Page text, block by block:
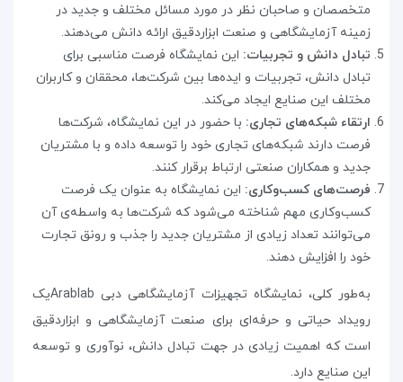
متخصصان و صاحبان نظر در مورد مسائل مختلف و جدید در
زمینه آزمایشگاهی و صنعت ابزاردقیق ارائه دانش می‌دهند.
تبادل دانش و تجربیات: این نمایشگاه فرصت مناسبی برای
تبادل دانش، تجربیات و ایده‌ها بین شرکت‌ها، محققان و کاربران
مختلف این صنایع ایجاد می‌کند.
ارتقاء شبکه‌های تجاری: با حضور در این نمایشگاه، شرکت‌ها
فرصت دارند شبکه‌های تجاری خود را توسعه داده و با مشتریان
جدید و همکاران صنعتی ارتباط برقرار کنند.
فرصت‌های کسب‌وکاری: این نمایشگاه به عنوان یک فرصت
کسب‌وکاری مهم شناخته می‌شود که شرکت‌ها به واسطه‌ی آن
می‌توانند تعداد زیادی از مشتریان جدید را جذب و رونق تجارت
خود را افزایش دهند.
به‌طور کلی، نمایشگاه تجهیزات آزمایشگاهی دبی Arablabیک
رویداد حیاتی و حرفه‌ای برای صنعت آزمایشگاهی و ابزاردقیق
است که اهمیت زیادی در جهت تبادل دانش، نوآوری و توسعه
این صنایع دارد.